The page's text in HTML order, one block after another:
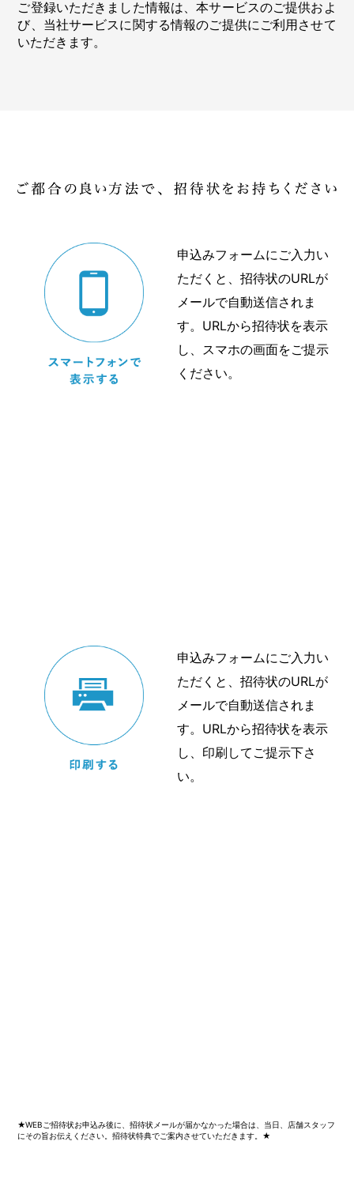
ご登録いただきました情報は、本サービスのご提供およ
び、当社サービスに関する情報のご提供にご利用させて
いただきます。
申込みフォームにご入力い
ただくと、招待状のURLが
メールで自動送信されま
す。URLから招待状を表示
し、スマホの画面をご提示
ください。
申込みフォームにご入力い
ただくと、招待状のURLが
メールで自動送信されま
す。URLから招待状を表示
し、印刷してご提示下さ
い。
★WEBご招待状お申込み後に、招待状メールが届かなかった場合は、当日、店舗スタッフ
にその旨お伝えください。招待状特典でご案内させていただきます。★